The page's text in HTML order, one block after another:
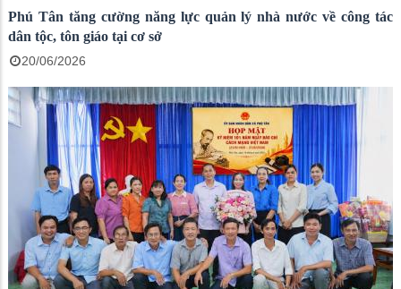
Phú Tân tăng cường năng lực quản lý nhà nước về công tác
dân tộc, tôn giáo tại cơ sở
20/06/2026